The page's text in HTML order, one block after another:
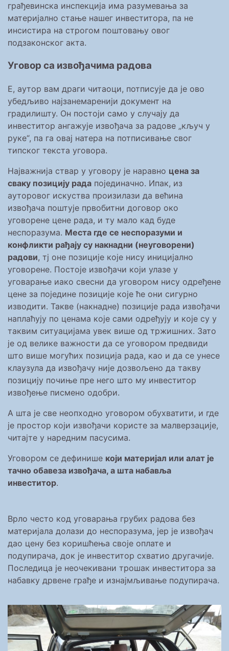
грађевинска инспекција има разумевања за
материјално стање нашег инвеститора, па не
инсистира на строгом поштовању овог
подзаконског акта.
Уговор са извођачима радова
Е, аутор вам драги читаоци, потписује да је ово
убедљиво најзанемаренији документ на
градилишту. Он постоји само у случају да
инвеститор ангажује извођача за радове „кључ у
руке“, па га овај натера на потписивање свог
типског текста уговора.
Најважнија ствар у уговору је наравно цена за
сваку позицију рада појединачно. Ипак, из
ауторовог искуства произилази да већина
извођача поштује првобитни договор око
уговорене цене рада, и ту мало кад буде
неспоразума. Места где се неспоразуми и
конфликти рађају су накнадни (неуговорени)
радови, тј оне позиције које нису иницијално
уговорене. Постоје извођачи који улазе у
уговарање иако свесни да уговором нису одређене
цене за поједине позиције које ће они сигурно
изводити. Такве (накнадне) позиције рада извођачи
наплаћују по ценама које сами одређују и које су у
таквим ситуацијама увек више од тржишних. Зато
је од велике важности да се уговором предвиди
што више могућих позиција рада, као и да се унесе
клаузула да извођачу није дозвољено да такву
позицију почиње пре него што му инвеститор
извођење писмено одобри.
А шта је све неопходно уговором обухватити, и где
је простор који извођачи користе за малверзације,
читајте у наредним пасусима.
Уговором се дефинише који материјал или алат је
тачно обавеза извођача, а шта набавља
инвеститор.
Врло често код уговарања грубих радова без
материјала долази до неспоразума, јер је извођач
дао цену без коришћења своје оплате и
подупирача, док је инвеститор схватио другачије.
Последица је неочекивани трошак инвеститора за
набавку дрвене грађе и изнајмљивање подупирача.